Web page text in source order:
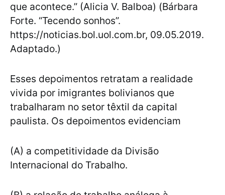
que acontece.” (Alicia V. Balboa) (Bárbara
Forte. “Tecendo sonhos”.
https://noticias.bol.uol.com.br, 09.05.2019.
Adaptado.)
Esses depoimentos retratam a realidade
vivida por imigrantes bolivianos que
trabalharam no setor têxtil da capital
paulista. Os depoimentos evidenciam
(A) a competitividade da Divisão
Internacional do Trabalho.